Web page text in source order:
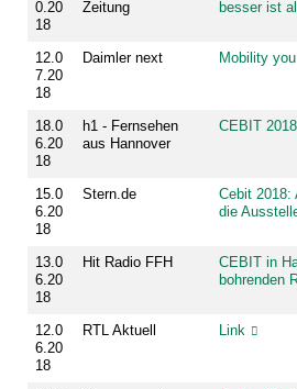
0.20
18
Zeitung
besser ist
12.0
7.20
18
Daimler next Mobility
18.0
6.20
18
h1 - Fernsehen
aus Hannover
CEBIT
15.0
6.20
18
Stern.de
Cebit 2018:
die
13.0
6.20
18
Hit Radio FFH
CEBIT in
bohrenden
12.0
6.20
18
RTL Aktuell Link